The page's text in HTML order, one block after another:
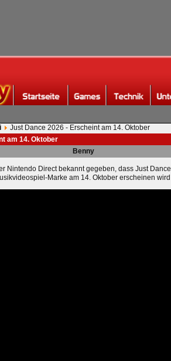
Just Dance 2026 - Erscheint am 14. Oktober
am 14. Oktober
Benny
Nintendo Direct bekannt gegeben, dass Just
Marke am 14. Oktober erscheinen